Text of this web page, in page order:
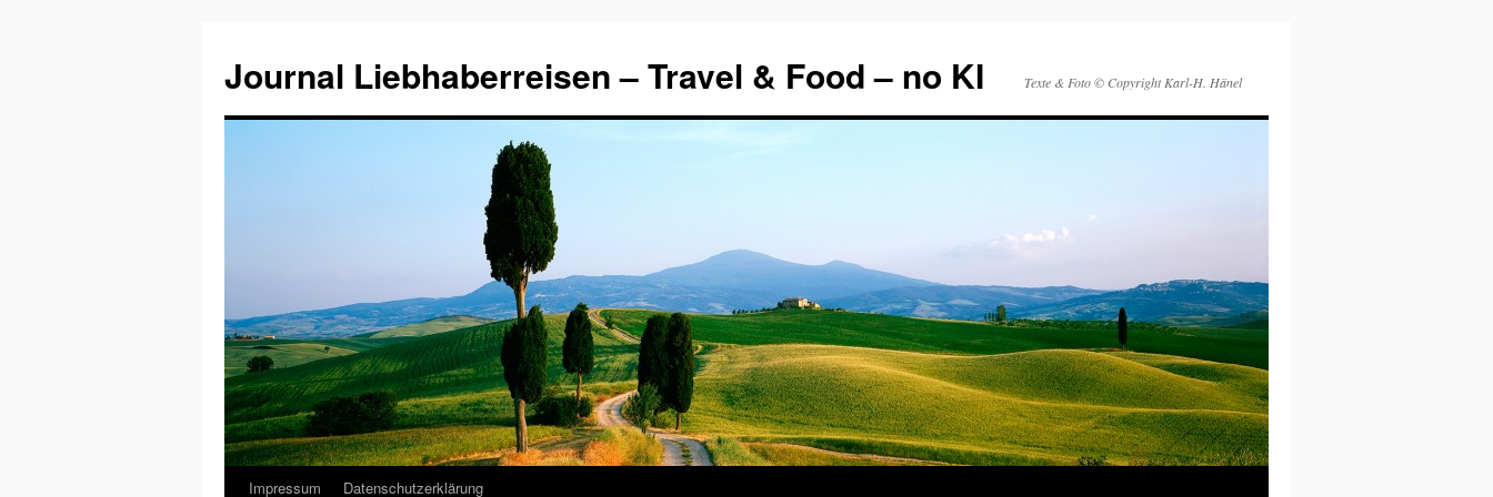
Journal Liebhaberreisen – Travel & Food – no KI Texte & Foto © Copyright Karl-H. Hänel
ZumImpressum Datenschutzerklärung